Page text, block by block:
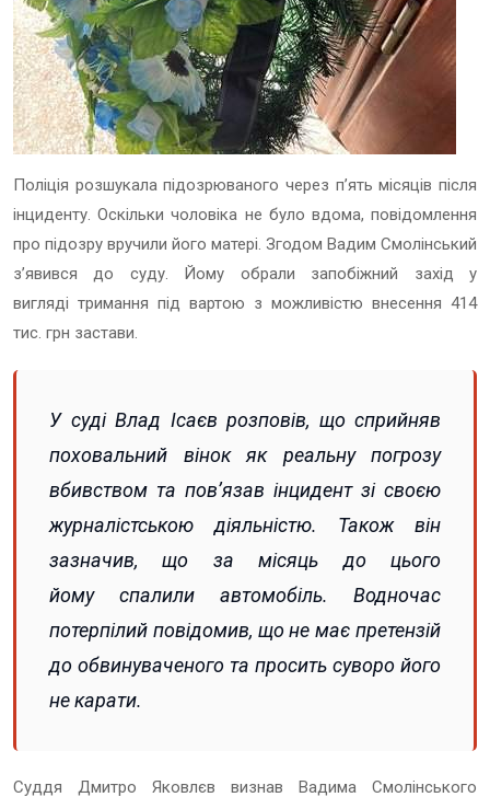
Поліція розшукала підозрюваного через п’ять місяців після
інциденту. Оскільки чоловіка не було вдома, повідомлення
про підозру вручили його матері. Згодом Вадим Смолінський
з’явився до суду. Йому обрали запобіжний захід у
вигляді тримання під вартою з можливістю внесення 414
тис. грн застави.
У суді Влад Ісаєв розповів, що сприйняв
поховальний вінок як реальну погрозу
вбивством та пов’язав інцидент зі своєю
журналістською діяльністю. Також він
зазначив, що за місяць до цього
йому спалили автомобіль. Водночас
потерпілий повідомив, що не має претензій
до обвинуваченого та просить суворо його
не карати.
Суддя Дмитро Яковлєв визнав Вадима Смолінського